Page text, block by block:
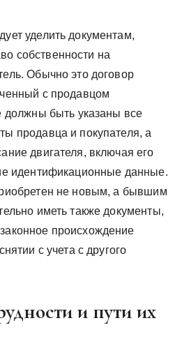
уделить документам,
собственности на
Обычно это договор
с продавцом
должны быть указаны все
продавца и покупателя, а
двигателя, включая его
идентификационные данные.
не новым, а бывшим
иметь также документы,
происхождение
с учета с другого
и пути их